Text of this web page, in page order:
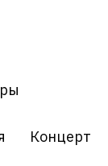
Концерт